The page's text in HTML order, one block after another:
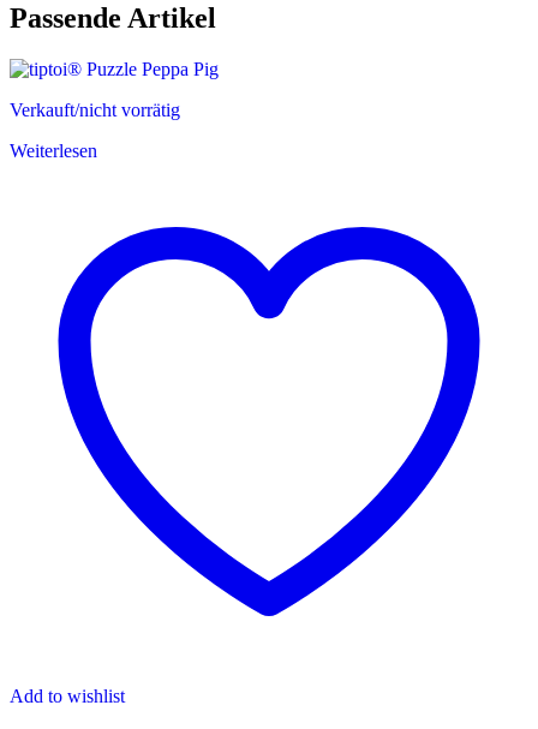
Passende Artikel
Verkauft/nicht vorrätig
Weiterlesen
Add to wishlist